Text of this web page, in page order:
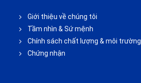
Giới thiệu về chúng tôi
Tầm nhìn & Sứ mệnh
Chính sách chất lượng & môi trường
Chứng nhận